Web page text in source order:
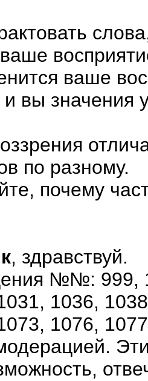
ваше
вы значения
по разному.
почему
, здравствуй.
№№: 999,
1036,
1076,